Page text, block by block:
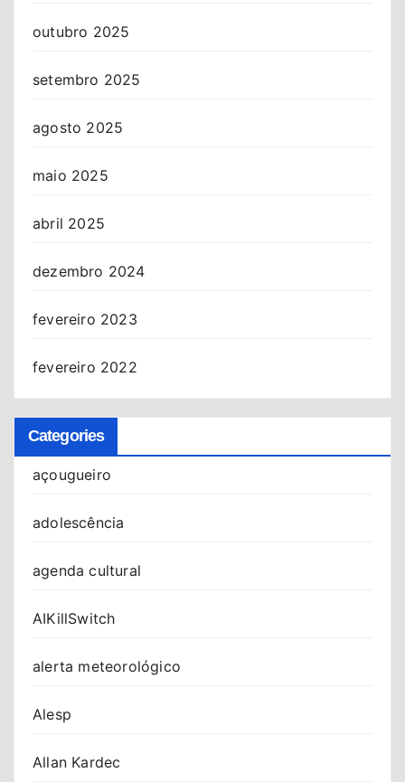
outubro 2025
setembro 2025
agosto 2025
maio 2025
abril 2025
dezembro 2024
fevereiro 2023
fevereiro 2022
Categories
açougueiro
adolescência
agenda cultural
AIKillSwitch
alerta meteorológico
Alesp
Allan Kardec